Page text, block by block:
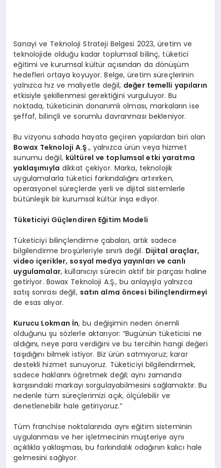
Sanayi ve Teknoloji Strateji Belgesi 2023, üretim ve
teknolojide olduğu kadar toplumsal bilinç, tüketici
eğitimi ve kurumsal kültür açısından da dönüşüm
hedefleri ortaya koyuyor. Belge, üretim süreçlerinin
yalnızca hız ve maliyetle değil, değer temelli yapıların
etkisiyle şekillenmesi gerektiğini vurguluyor. Bu
noktada, tüketicinin donanımlı olması, markaların ise
şeffaf, bilinçli ve sorumlu davranması bekleniyor.
Bu vizyonu sahada hayata geçiren yapılardan biri olan
Bowax Teknoloji A.Ş., yalnızca ürün veya hizmet
sunumu değil, kültürel ve toplumsal etki yaratma
yaklaşımıyla dikkat çekiyor. Marka, teknolojik
uygulamalarla tüketici farkındalığını artırırken,
operasyonel süreçlerde yerli ve dijital sistemlerle
bütünleşik bir kurumsal kültür inşa ediyor.
Tüketiciyi Güçlendiren Eğitim Modeli
Tüketiciyi bilinçlendirme çabaları, artık sadece
bilgilendirme broşürleriyle sınırlı değil. Dijital araçlar,
video içerikler, sosyal medya yayınları ve canlı
uygulamalar, kullanıcıyı sürecin aktif bir parçası haline
getiriyor. Bowax Teknoloji A.Ş., bu anlayışla yalnızca
satış sonrası değil, satın alma öncesi bilinçlendirmeyi
de esas alıyor.
Kurucu Lokman İn, bu değişimin neden önemli
olduğunu şu sözlerle aktarıyor: “Bugünün tüketicisi ne
aldığını, neye para verdiğini ve bu tercihin hangi değeri
taşıdığını bilmek istiyor. Biz ürün satmıyoruz; karar
destekli hizmet sunuyoruz. Tüketiciyi bilgilendirmek,
sadece haklarını öğretmek değil; aynı zamanda
karşısındaki markayı sorgulayabilmesini sağlamaktır. Bu
nedenle tüm süreçlerimizi açık, ölçülebilir ve
denetlenebilir hale getiriyoruz.”
Tüm franchise noktalarında aynı eğitim sisteminin
uygulanması ve her işletmecinin müşteriye aynı
açıklıkla yaklaşması, bu farkındalık odağının kalıcı hale
gelmesini sağlıyor.